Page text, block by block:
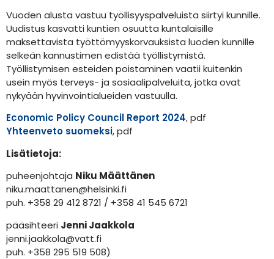
Vuoden alusta vastuu työllisyyspalveluista siirtyi kunnille.
Uudistus kasvatti kuntien osuutta kuntalaisille
maksettavista työttömyyskorvauksista luoden kunnille
selkeän kannustimen edistää työllistymistä.
Työllistymisen esteiden poistaminen vaatii kuitenkin
usein myös terveys- ja sosiaalipalveluita, jotka ovat
nykyään hyvinvointialueiden vastuulla.
Economic Policy Council Report 2024, pdf
Yhteenveto suomeksi, pdf
Lisätietoja:
puheenjohtaja Niku Määttänen
niku.maattanen@helsinki.fi
puh. +358 29 412 8721 / +358 41 545 6721
pääsihteeri Jenni Jaakkola
jenni.jaakkola@vatt.fi
puh. +358 295 519 508)